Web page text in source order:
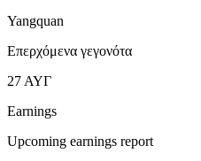
Yangquan
Επερχόμενα γεγονότα
27 ΑΥΓ
Earnings
Upcoming earnings report